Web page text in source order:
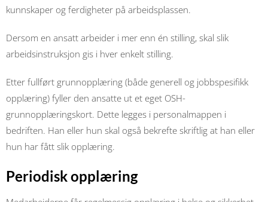
kunnskaper og ferdigheter på arbeidsplassen.
Dersom en ansatt arbeider i mer enn én stilling, skal slik
arbeidsinstruksjon gis i hver enkelt stilling.
Etter fullført grunnopplæring (både generell og jobbspesifikk
opplæring) fyller den ansatte ut et eget OSH-
grunnopplæringskort. Dette legges i personalmappen i
bedriften. Han eller hun skal også bekrefte skriftlig at han eller
hun har fått slik opplæring.
Periodisk opplæring